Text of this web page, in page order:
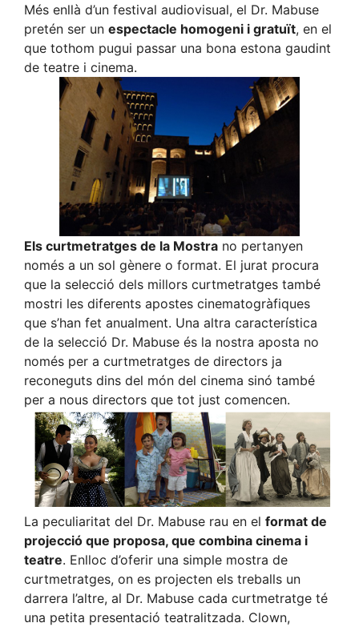
Més enllà d’un festival audiovisual, el Dr. Mabuse
pretén ser un espectacle homogeni i gratuït, en el
que tothom pugui passar una bona estona gaudint
de teatre i cinema.
Els curtmetratges de la Mostra no pertanyen
només a un sol gènere o format. El jurat procura
que la selecció dels millors curtmetratges també
mostri les diferents apostes cinematogràfiques
que s’han fet anualment. Una altra característica
de la selecció Dr. Mabuse és la nostra aposta no
només per a curtmetratges de directors ja
reconeguts dins del món del cinema sinó també
per a nous directors que tot just comencen.
La peculiaritat del Dr. Mabuse rau en el format de
projecció que proposa, que combina cinema i
teatre. Enlloc d’oferir una simple mostra de
curtmetratges, on es projecten els treballs un
darrera l’altre, al Dr. Mabuse cada curtmetratge té
una petita presentació teatralitzada. Clown,